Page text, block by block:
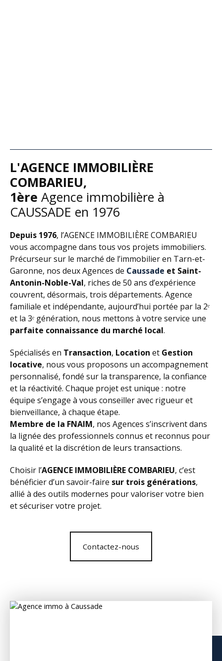
L'AGENCE IMMOBILIÈRE
COMBARIEU,
1ère Agence immobilière à
CAUSSADE en 1976
Depuis 1976, l’AGENCE IMMOBILIÈRE COMBARIEU
vous accompagne dans tous vos projets immobiliers.
Précurseur sur le marché de l’immobilier en Tarn-et-
Garonne, nos deux Agences de Caussade et Saint-
Antonin-Noble-Val, riches de 50 ans d’expérience
couvrent, désormais, trois départements. Agence
familiale et indépendante, aujourd’hui portée par la 2ᵉ
et la 3ᵉ génération, nous mettons à votre service une
parfaite connaissance du marché local.
Spécialisés en Transaction, Location et Gestion
locative, nous vous proposons un accompagnement
personnalisé, fondé sur la transparence, la confiance
et la réactivité. Chaque projet est unique : notre
équipe s’engage à vous conseiller avec rigueur et
bienveillance, à chaque étape.
Membre de la FNAIM, nos Agences s’inscrivent dans
la lignée des professionnels connus et reconnus pour
la qualité et la discrétion de leurs transactions.
Choisir l’AGENCE IMMOBILIÈRE COMBARIEU, c’est
bénéficier d’un savoir-faire sur trois générations,
allié à des outils modernes pour valoriser votre bien
et sécuriser votre projet.
Contactez-nous